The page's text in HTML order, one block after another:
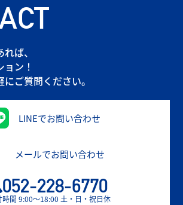
ば、
ン！
ご質問ください。
LINEでお問い合わせ
メールでお問い合わせ
052-228-6770
時間 9:00〜18:00 土・日・祝日休